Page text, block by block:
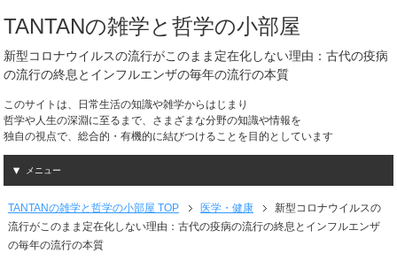
TANTANの雑学と哲学の小部屋
新型コロナウイルスの流行がこのまま定在化しない理由：古代の疫病
の流行の終息とインフルエンザの毎年の流行の本質
このサイトは、日常生活の知識や雑学からはじまり
哲学や人生の深淵に至るまで、さまざまな分野の知識や情報を
独自の視点で、総合的・有機的に結びつけることを目的としています
メニュー
TANTANの雑学と哲学の小部屋 TOP 医学・健康
新型コロナウイルスの
流行がこのまま定在化しない理由：古代の疫病の流行の終息とインフルエンザ
の毎年の流行の本質